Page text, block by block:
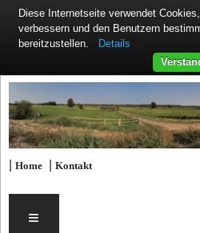
|Home |Kontakt
≡
Diese Internetseite verwendet
verbessern und den Benutzern
bereitzustellen.
Details